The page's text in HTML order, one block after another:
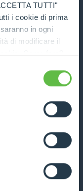
TUTTI"
i cookie di prima
in ogni
di modificare il
Come fare?
consenso" e
in ogni
all'interessato ai
procedura.
136